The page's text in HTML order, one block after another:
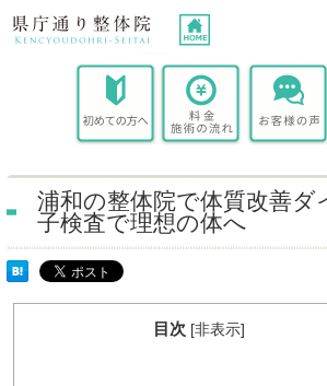
浦和の整体院で体質改善ダ
子検査で理想の体へ
目次 [非表示]